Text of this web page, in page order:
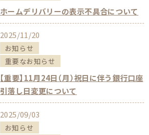
ホームデリバリーの表示不具合について
2025/11/20
お知らせ
重要なお知らせ
【重要】11月24日（月）祝日に伴う銀行口座
引落し日変更について
2025/09/03
お知らせ